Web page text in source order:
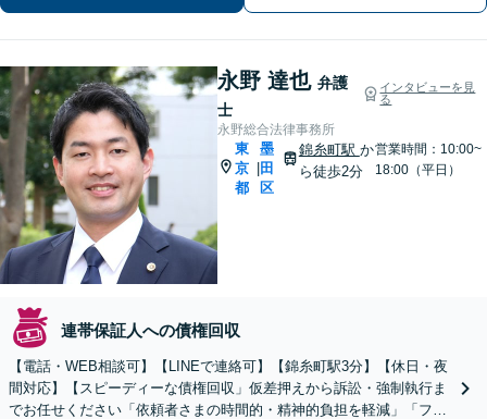
八幡駅9分】
永野 達也 弁護
士
インタビューを見
る
永野総合法律事務所
東
京
都
墨
田
区
錦糸町駅 か
ら徒歩2分
営業時間：10:00~
18:00（平日）
連帯保証人への債権回収
【電話・WEB相談可】【LINEで連絡可】【錦糸町駅3分】【休日・夜
間対応】【スピーディーな債権回収」仮差押えから訴訟・強制執行ま
でお任せください「依頼者さまの時間的・精神的負担を軽減」「フリ